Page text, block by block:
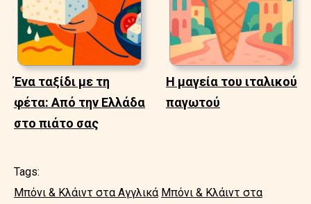
Ένα ταξίδι με τη
φέτα: Από την Ελλάδα
στο πιάτο σας
Η μαγεία του ιταλικού
παγωτού
Tags:
Μπόνι & Κλάιντ στα Αγγλικά Μπόνι & Κλάιντ στα